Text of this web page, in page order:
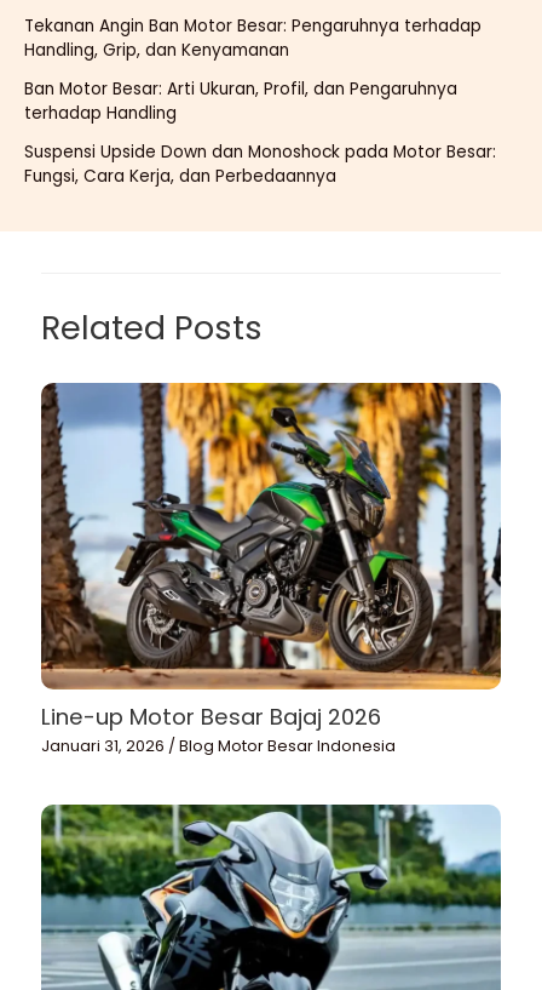
Tekanan Angin Ban Motor Besar: Pengaruhnya terhadap
Handling, Grip, dan Kenyamanan
Ban Motor Besar: Arti Ukuran, Profil, dan Pengaruhnya
terhadap Handling
Suspensi Upside Down dan Monoshock pada Motor Besar:
Fungsi, Cara Kerja, dan Perbedaannya
Related Posts
Line-up Motor Besar Bajaj 2026
Januari 31, 2026 /Blog Motor Besar Indonesia